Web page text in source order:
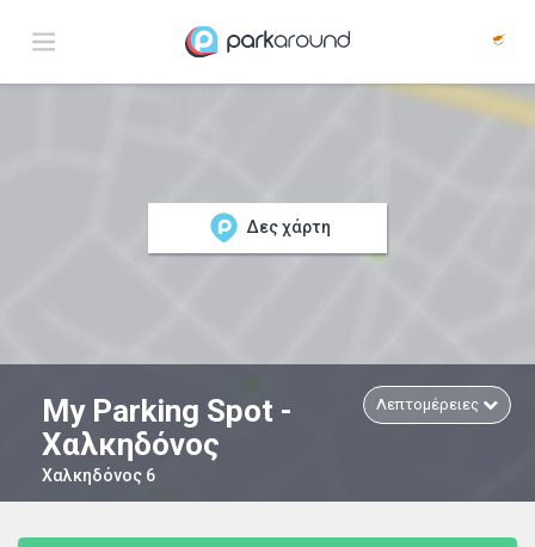
Δες χάρτη
My Parking Spot -
Χαλκηδόνος
Χαλκηδόνος 6
Λεπτομέρειες